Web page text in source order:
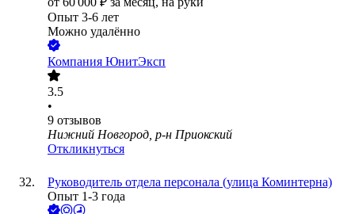
Опыт 3-6 лет
Можно удалённо
Компания ЮнитЭксп
3.5
•
9 отзывов
Нижний Новгород, р-н Приокский
Откликнуться
Руководитель отдела персонала (улица Коминтерна)
Опыт 1-3 года